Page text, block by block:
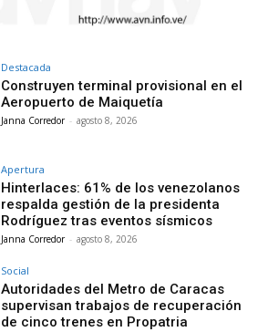
Destacada
Construyen terminal provisional en el
Aeropuerto de Maiquetía
Janna Corredor - agosto 8, 2026
Apertura
Hinterlaces: 61% de los venezolanos
respalda gestión de la presidenta
Rodríguez tras eventos sísmicos
Janna Corredor - agosto 8, 2026
Social
Autoridades del Metro de Caracas
supervisan trabajos de recuperación
de cinco trenes en Propatria